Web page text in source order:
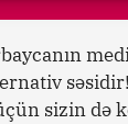
sizin də